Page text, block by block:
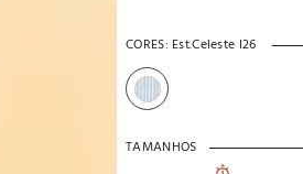
CORES: Est.celeste I26
TAMANHOS